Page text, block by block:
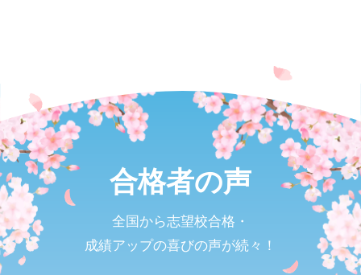
合格者の声
全国から志望校合格・
成績アップの喜びの声が続々！